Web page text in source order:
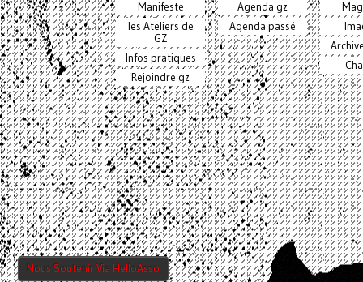
Manifeste
les Ateliers de
GZ
Infos pratiques
Rejoindre gz
Agenda gz
Agenda passé
Nous Soutenir Via HelloAsso